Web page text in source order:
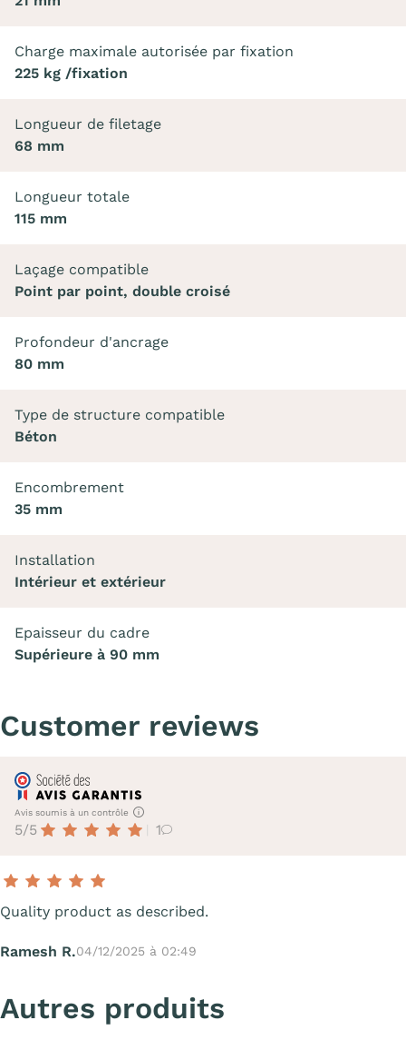
Charge maximale autorisée par fixation
225 kg /fixation
Longueur de filetage
68 mm
Longueur totale
115 mm
Laçage compatible
Point par point, double croisé
Profondeur d'ancrage
80 mm
Type de structure compatible
Béton
Encombrement
35 mm
Installation
Intérieur et extérieur
Epaisseur du cadre
Supérieure à 90 mm
Customer reviews
Avis soumis à un contrôle
5/5 1
Quality product as described.
Ramesh R.04/12/2025 à 02:49
Autres produits